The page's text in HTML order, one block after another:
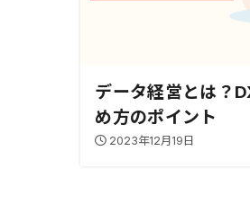
データ経営とは？
め方のポイント
2023年12月19日